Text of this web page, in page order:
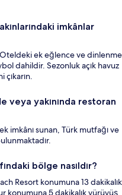
imkânlar
ek eğlence ve dinlenme
dahildir. Sezonluk açık havuz
veya yakınında restoran
imkânı sunan, Türk mutfağı ve
bölge nasıldır?
Resort konumuna 13 dakikalık
konumuna 5 dakikalık yürüyüş